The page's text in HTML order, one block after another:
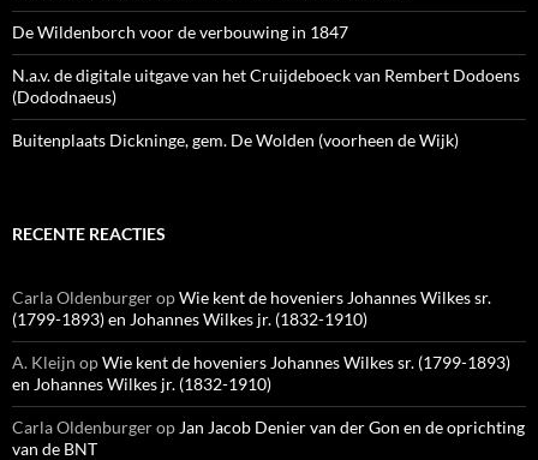
De Wildenborch voor de verbouwing in 1847
N.a.v. de digitale uitgave van het Cruijdeboeck van Rembert Dodoens
(Dododnaeus)
Buitenplaats Dickninge, gem. De Wolden (voorheen de Wijk)
RECENTE REACTIES
Carla OldenburgeropWie kent de hoveniers Johannes Wilkes sr.
(1799-1893) en Johannes Wilkes jr. (1832-1910)
A. Kleijn opWie kent de hoveniers Johannes Wilkes sr. (1799-1893)
en Johannes Wilkes jr. (1832-1910)
Carla Oldenburgerop Jan Jacob Denier van der Gon en de oprichting
van de BNT